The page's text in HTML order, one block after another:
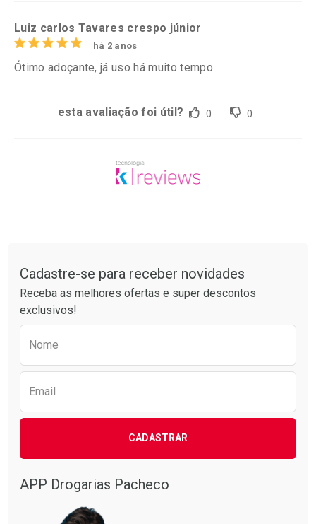
Luiz carlos Tavares crespo júnior
há 2 anos
Ótimo adoçante, já uso há muito tempo
esta avaliação foi útil? 0 0
Cadastre-se para receber novidades
Receba as melhores ofertas e super descontos
exclusivos!
Nome
Email
CADASTRAR
APP Drogarias Pacheco